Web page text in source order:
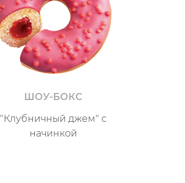
ШОУ-БОКС
"Клубничный джем" с
начинкой